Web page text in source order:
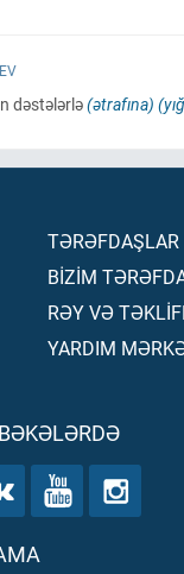
dəstələrlə(ətrafına)
TƏRƏFDAŞLAR
BİZİM
RƏY VƏ
YARDIM